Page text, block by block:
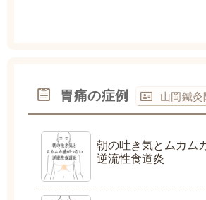
胃痛の症例 山岡鍼灸
朝の吐き気とムカム
逆流性食道炎